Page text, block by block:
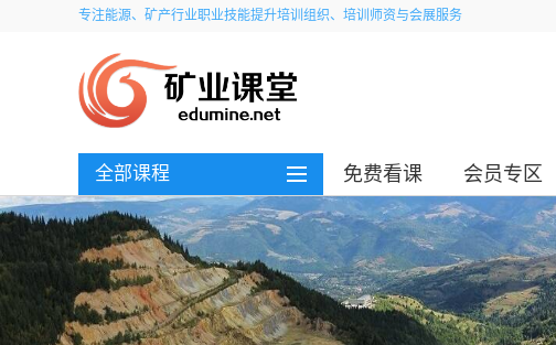
专注能源、矿产行业职业技能提升培训组织、培训师资与会展服务
全部课程 免费看课 会员专区